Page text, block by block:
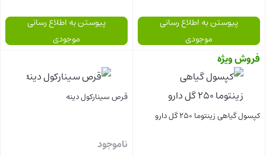
بستن
پیوستن به اطلاع رسانی
موجودی
پیوستن به اطلاع رسانی
موجودی
فروش ویژه
کپسول گیاهی زینتوما 250 گل دارو
قرص سینارکول دینه
ناموجود